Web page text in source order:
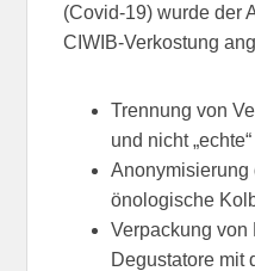
(Covid-19) wurde der
CIWIB-Verkostung
Trennung von
und nicht
Anonymisierung
önologische
Verpackung von
Degustatore mit